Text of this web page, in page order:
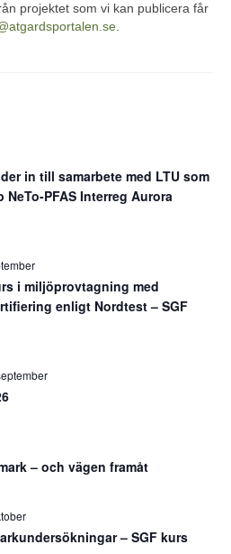
projektet som vi kan publicera får
in till samarbete med LTU som
NeTo-PFAS Interreg Aurora
i miljöprovtagning med
enligt Nordtest – SGF
– och vägen framåt
– SGF kurs